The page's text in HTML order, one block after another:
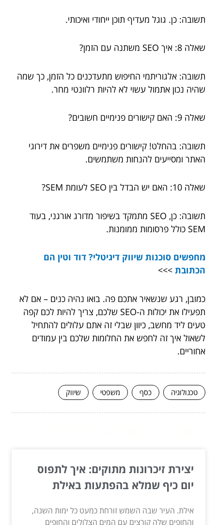
תשובה: כן. גוגל מעדיף תוכן ייחודי ואיכותי.
שאלה 8: איך SEO משתנה עם הזמן?
תשובה: אלגוריתמי החיפוש מתעדכנים כל הזמן, כך שמה
שהיה נכון אתמול עשוי לא להיות רלוונטי מחר.
שאלה 9: האם קישורים פנימיים חשובים?
תשובה: בהחלט! קישורים פנימיים משפרים את דירוגי
האתר ומסייעים להנחות משתמשים.
שאלה 10: האם יש הבדל בין SEO לעומת SEM?
תשובה: כן, SEO מתמקד בשיפור מדורג אורגני, בעוד
SEM כולל פרסומות ממומנות.
מחפשים סוכנות שיווק דיגיטלי? דוד וטין הם
הכתובת >>>
כמובן, רגע שנשאיר אתכם פה. בואו נהיה כנים – אם לא
תפעילו את יכולות ה-SEO שלכם, צריך להיות לכם קפה
טעים ליד מחשב, כיוון שבלי זה אתם עלולים להתחיל
לשאול איך זה לחפש את החלומות שלכם בין עמודים
אחוריים.
טכנולוגיה כסף משפטי שיווק
יצירת זיכרונות מתוקים: איך לתפוס
יום כיף שמלא בהפתעות באילת
אילת. העיר שבה השמש זורחת כמעט כל ימות השנה,
והחופים שלה קורצים עם המים הצלולים והחופים